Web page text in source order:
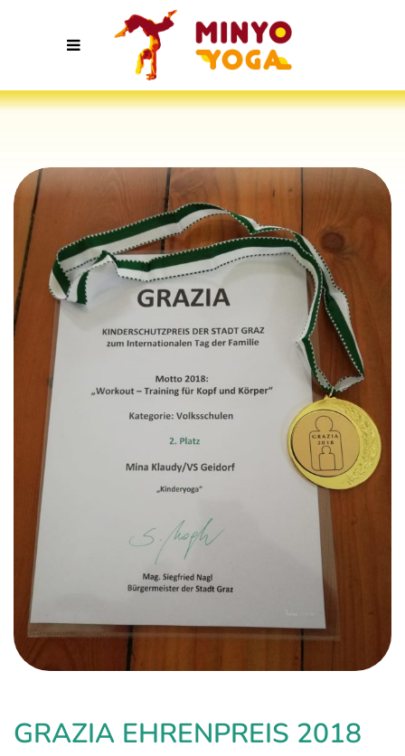
GRAZIA EHRENPREIS 2018